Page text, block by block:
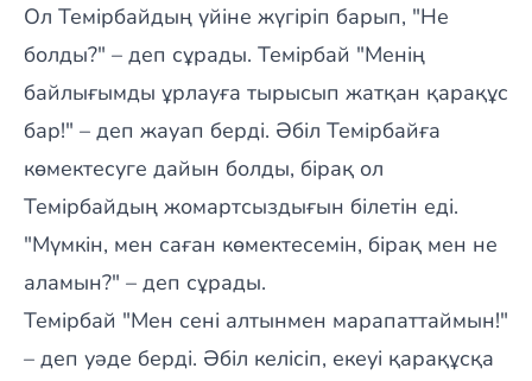
Ол Темірбайдың үйіне жүгіріп барып, "Не
болды?" – деп сұрады. Темірбай "Менің
байлығымды ұрлауға тырысып жатқан қарақұс
бар!" – деп жауап берді. Әбіл Темірбайға
көмектесуге дайын болды, бірақ ол
Темірбайдың жомартсыздығын білетін еді.
"Мүмкін, мен саған көмектесемін, бірақ мен не
аламын?" – деп сұрады.
Темірбай "Мен сені алтынмен марапаттаймын!"
– деп уәде берді. Әбіл келісіп, екеуі қарақұсқа